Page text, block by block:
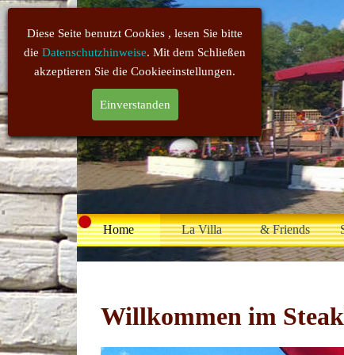
Home La Villa & Friends
Willkommen im
Diese Seite benutzt Cookies , lesen Sie bitte
die Datenschutzhinweise. Mit dem Schließen
akzeptieren Sie die Cookieeinstellungen.
Einverstanden